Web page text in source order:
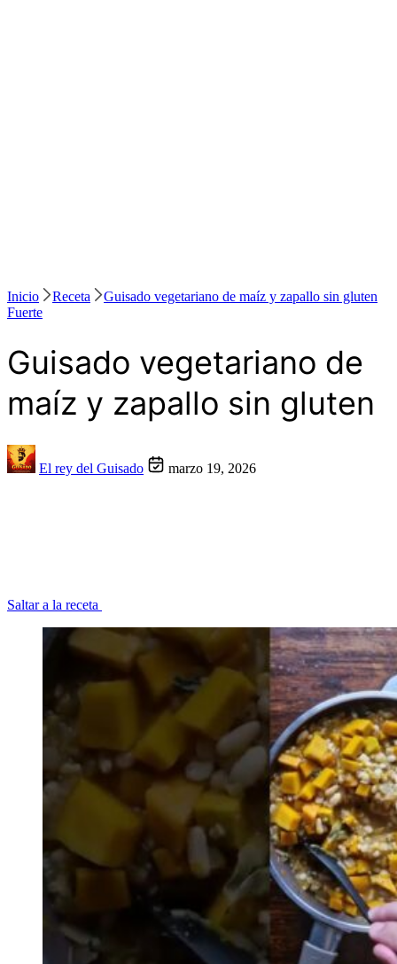
Inicio Receta
Guisado vegetariano de maíz y zapallo sin gluten
Fuerte
Guisado vegetariano de
maíz y zapallo sin gluten
El rey del Guisado marzo 19, 2026
Saltar a la receta